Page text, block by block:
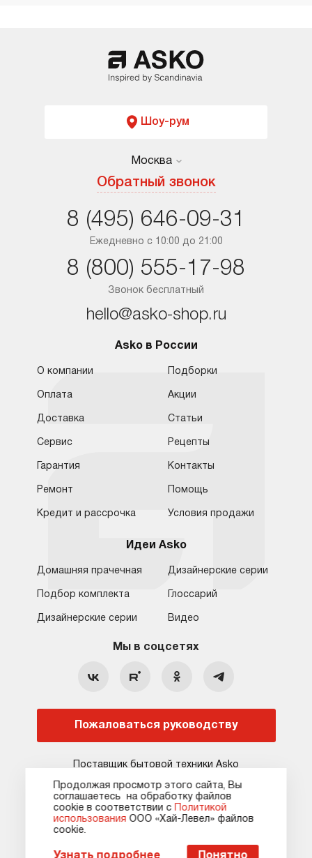
Москва
Санкт-Петербург
Краснодар
Ростов-на-Дону
8 (800) 555-17-98
hello@asko-shop.ru
Контакты
Сервисные центры Кредит и рассрочка
Гарантия Карта сайта
Пожаловаться руководству
Шоу-рум
Москва
Обратный звонок
Москва
Ростов-на-Дону
Ежедневно с 10:00 до 21:00
8 (495) 646-09-31
Звонок бесплатный
8 (800) 555-17-98
hello@asko-shop.ru
Asko в России
О компании
Оплата
Доставка
Сервис
Гарантия
Ремонт
Кредит и рассрочка
Подборки
Акции
Статьи
Рецепты
Контакты
Помощь
Условия продажи
Идеи Asko
Домашняя прачечная
Подбор комплекта
Дизайнерские серии
Дизайнерские серии
Глоссарий
Видео
Мы в соцсетях
Пожаловаться руководству
Поставщик бытовой техники Asko
Политика конфиденциальности
Продолжая просмотр этого сайта, Вы
соглашаетесь на обработку файлов
сооkie в соответствии с
Политикой
использования ООО «Хай-Левел» файлов
сооkіе.
Узнать подробнее Понятно